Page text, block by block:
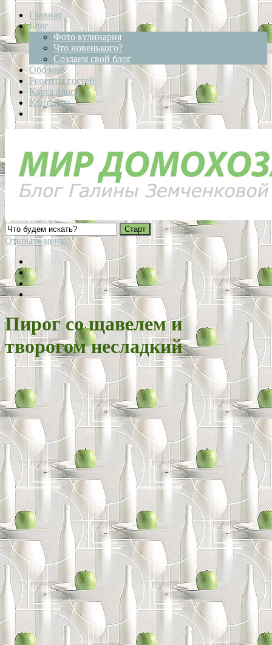
Главная
Блог
Фото кулинария
Что новенького?
Создаем свой блог
Обо мне
Рецепты гостей
Карта блога
Контакты
Открыть меню
Пирог со щавелем и
творогом несладкий